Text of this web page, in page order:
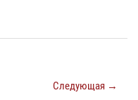
Следующая →